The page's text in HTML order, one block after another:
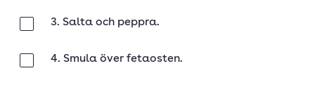
3. Salta och peppra.
4. Smula över fetaosten.